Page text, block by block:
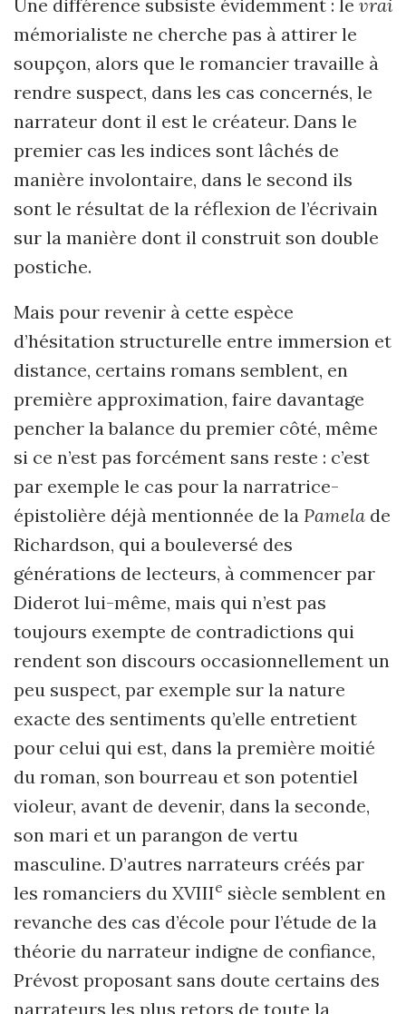
Une différence subsiste évidemment : le vrai
mémorialiste ne cherche pas à attirer le
soupçon, alors que le romancier travaille à
rendre suspect, dans les cas concernés, le
narrateur dont il est le créateur. Dans le
premier cas les indices sont lâchés de
manière involontaire, dans le second ils
sont le résultat de la réflexion de l’écrivain
sur la manière dont il construit son double
postiche.
Mais pour revenir à cette espèce
d’hésitation structurelle entre immersion et
distance, certains romans semblent, en
première approximation, faire davantage
pencher la balance du premier côté, même
si ce n’est pas forcément sans reste : c’est
par exemple le cas pour la narratrice-
épistolière déjà mentionnée de la Pamela de
Richardson, qui a bouleversé des
générations de lecteurs, à commencer par
Diderot lui-même, mais qui n’est pas
toujours exempte de contradictions qui
rendent son discours occasionnellement un
peu suspect, par exemple sur la nature
exacte des sentiments qu’elle entretient
pour celui qui est, dans la première moitié
du roman, son bourreau et son potentiel
violeur, avant de devenir, dans la seconde,
son mari et un parangon de vertu
masculine. D’autres narrateurs créés par
les romanciers du XVIIIe siècle semblent en
revanche des cas d’école pour l’étude de la
théorie du narrateur indigne de confiance,
Prévost proposant sans doute certains des
narrateurs les plus retors de toute la